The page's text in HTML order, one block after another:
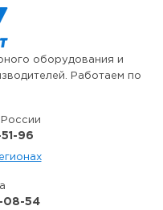
оборудования и
Работаем по
96
08-54